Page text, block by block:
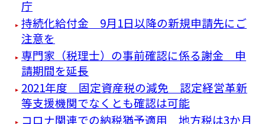
庁
持続化給付金 9月1日以降の新規申請先にご
注意を
専門家（税理士）の事前確認に係る謝金 申
請期間を延長
2021年度 固定資産税の減免 認定経営革新
等支援機関でなくとも確認は可能
コロナ関連での納税猶予適用 地方税は3か月